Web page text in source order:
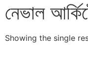
নেভাল
Showing the single